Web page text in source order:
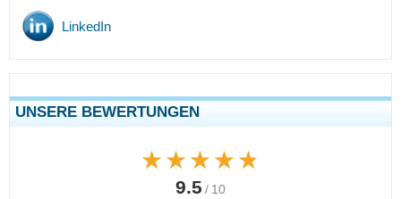
LinkedIn
UNSERE BEWERTUNGEN
★★★★★
★★★★★
9.5 / 10